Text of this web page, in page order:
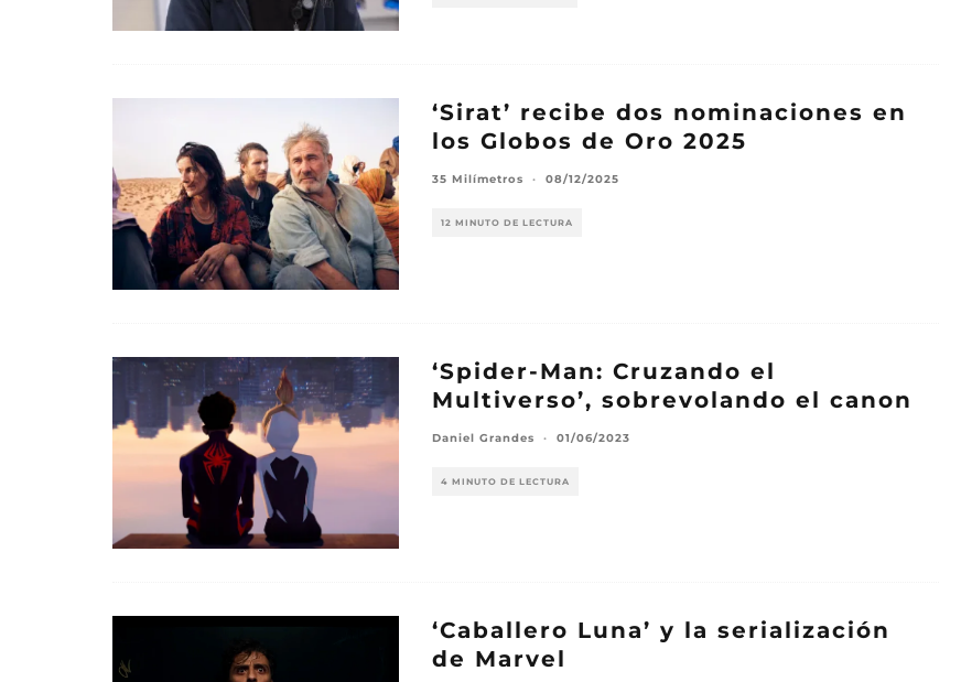
‘Sirat’ recibe dos nominaciones en
los Globos de Oro 2025
35 Milímetros · 08/12/2025
12 MINUTO DE LECTURA
‘Spider-Man: Cruzando el
Multiverso’, sobrevolando el canon
Daniel Grandes · 01/06/2023
4 MINUTO DE LECTURA
‘Caballero Luna’ y la serialización
de Marvel